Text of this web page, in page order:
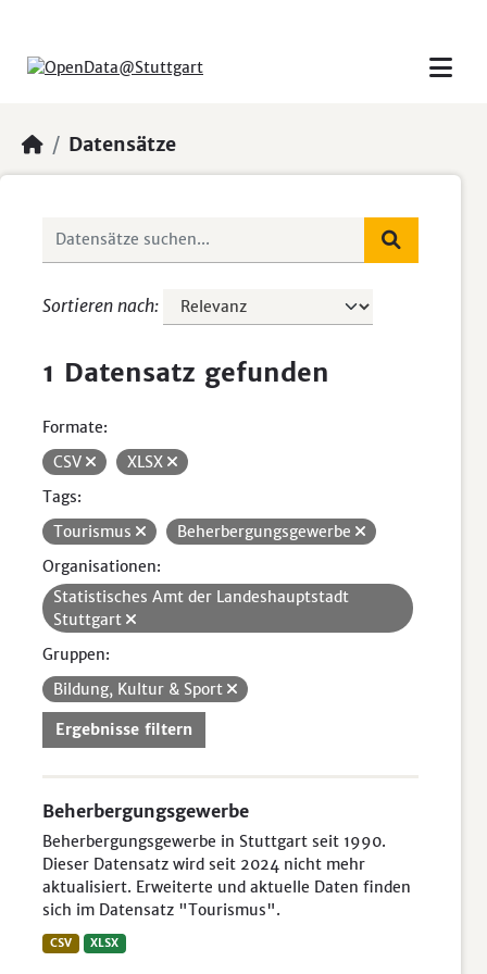
Datensätze
Sortieren nach
1 Datensatz gefunden
Formate:
CSV
XLSX
Tags:
Tourismus
Beherbergungsgewerbe
Organisationen:
Statistisches Amt der Landeshauptstadt
Stuttgart
Gruppen:
Bildung, Kultur & Sport
Ergebnisse filtern
Beherbergungsgewerbe
Beherbergungsgewerbe in Stuttgart seit 1990.
Dieser Datensatz wird seit 2024 nicht mehr
aktualisiert. Erweiterte und aktuelle Daten finden
sich im Datensatz "Tourismus".
CSV XLSX